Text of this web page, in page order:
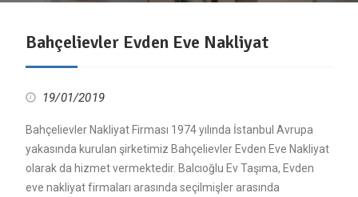
Bahçelievler Evden Eve Nakliyat
19/01/2019
Bahçelievler Nakliyat Firması 1974 yılında İstanbul Avrupa
yakasında kurulan şirketimiz Bahçelievler Evden Eve Nakliyat
olarak da hizmet vermektedir. Balcıoğlu Ev Taşıma, Evden
eve nakliyat firmaları arasında seçilmişler arasında